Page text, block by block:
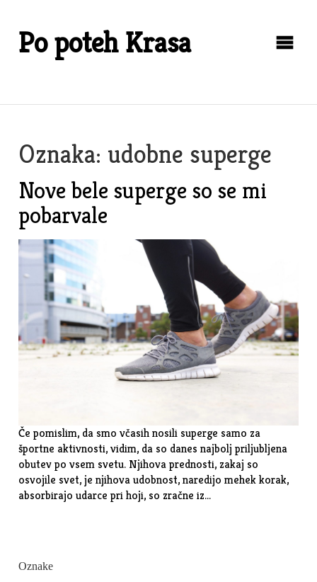
contentPo poteh Krasa
Oznaka:udobne superge
Nove bele superge so se mi
pobarvale
Če pomislim, da smo včasih nosili superge samo za
športne aktivnosti, vidim, da so danes najbolj priljubljena
obutev po vsem svetu. Njihova prednosti, zakaj so
osvojile svet, je njihova udobnost, naredijo mehek korak,
absorbirajo udarce pri hoji, so zračne iz…
Oznake